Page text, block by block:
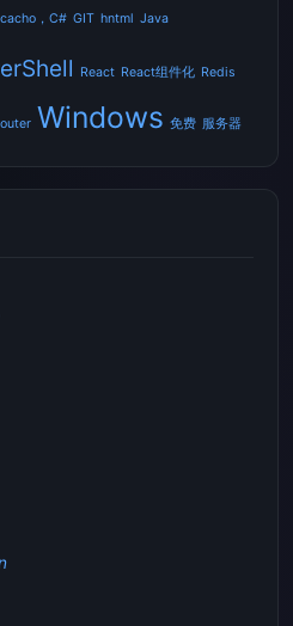
，C# GIT hntml Java
React React组件化 Redis
Windows 免费 服务器